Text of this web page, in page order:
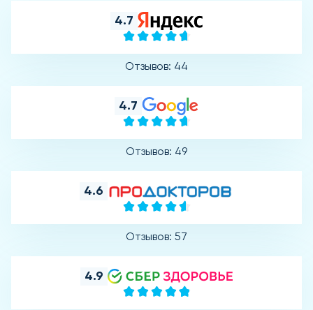
4.7
Отзывов: 44
4.7
Отзывов: 49
4.6
Отзывов: 57
4.9